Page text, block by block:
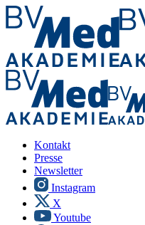
Kontakt
Presse
Newsletter
Instagram
X
Youtube